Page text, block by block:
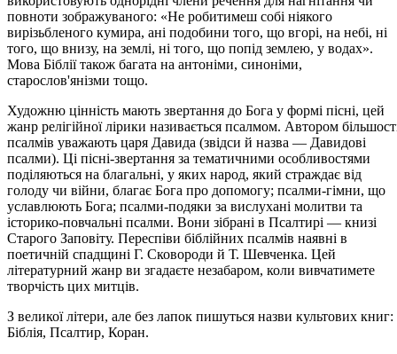
повноти зображуваного: «Не робитимеш собі ніякого
вирізьбленого кумира, ані подобини того, що вгорі, на небі, ні
того, що внизу, на землі, ні того, що попід землею, у водах».
Мова Біблії також багата на антоніми, синоніми,
старослов'янізми тощо.
Художню цінність мають звертання до Бога у формі пісні, цей
жанр релігійної лірики називається псалмом. Автором
псалмів уважають царя Давида (звідси й назва — Давидові
псалми). Ці пісні-звертання за тематичними особливостями
поділяються на благальні, у яких народ, який страждає від
голоду чи війни, благає Бога про допомогу; псалми-гімни, що
уславлюють Бога; псалми-подяки за вислухані молитви та
історико-повчальні псалми. Вони зібрані в Псалтирі — книзі
Старого Заповіту. Переспіви біблійних псалмів наявні в
поетичній спадщині Г. Сковороди й Т. Шевченка. Цей
літературний жанр ви згадаєте незабаром, коли вивчатимете
творчість цих митців.
З великої літери, але без лапок пишуться назви культових книг:
Біблія, Псалтир, Коран.